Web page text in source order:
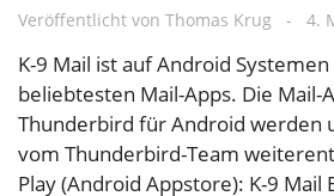
Veröffentlicht von Thomas Krug - 4.
K-9 Mail ist auf Android
beliebtesten Mail-Apps. Die Mail-
Thunderbird für Android werden
vom Thunderbird-Team
Play (Android Appstore): K-9 Mail